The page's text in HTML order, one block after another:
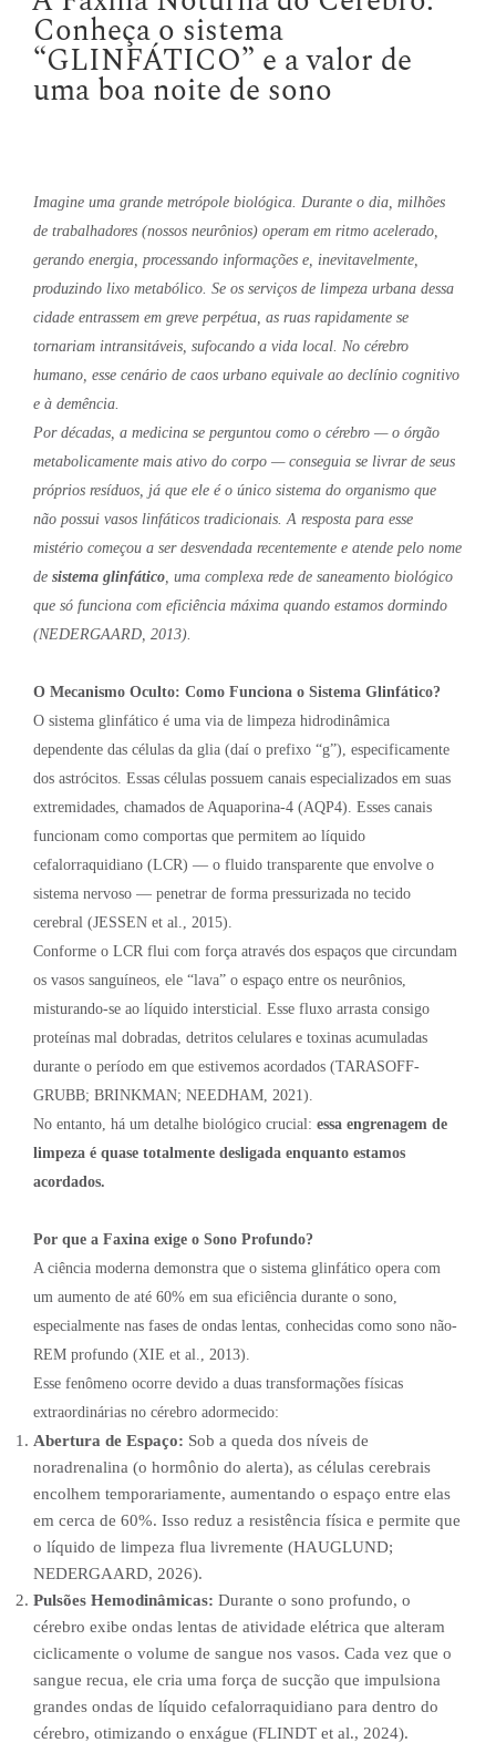
Conheça o sistema
“GLINFÁTICO” e a valor de
uma boa noite de sono
Imagine uma grande metrópole biológica. Durante o dia, milhões
de trabalhadores (nossos neurônios) operam em ritmo acelerado,
gerando energia, processando informações e, inevitavelmente,
produzindo lixo metabólico. Se os serviços de limpeza urbana dessa
cidade entrassem em greve perpétua, as ruas rapidamente se
tornariam intransitáveis, sufocando a vida local. No cérebro
humano, esse cenário de caos urbano equivale ao declínio cognitivo
e à demência.
Por décadas, a medicina se perguntou como o cérebro — o órgão
metabolicamente mais ativo do corpo — conseguia se livrar de seus
próprios resíduos, já que ele é o único sistema do organismo que
não possui vasos linfáticos tradicionais. A resposta para esse
mistério começou a ser desvendada recentemente e atende pelo nome
de sistema glinfático, uma complexa rede de saneamento biológico
que só funciona com eficiência máxima quando estamos dormindo
(NEDERGAARD, 2013).
O Mecanismo Oculto: Como Funciona o Sistema Glinfático?
O sistema glinfático é uma via de limpeza hidrodinâmica
dependente das células da glia (daí o prefixo “g”), especificamente
dos astrócitos. Essas células possuem canais especializados em suas
extremidades, chamados de Aquaporina-4 (AQP4). Esses canais
funcionam como comportas que permitem ao líquido
cefalorraquidiano (LCR) — o fluido transparente que envolve o
sistema nervoso — penetrar de forma pressurizada no tecido
cerebral (JESSEN et al., 2015).
Conforme o LCR flui com força através dos espaços que circundam
os vasos sanguíneos, ele “lava” o espaço entre os neurônios,
misturando-se ao líquido intersticial. Esse fluxo arrasta consigo
proteínas mal dobradas, detritos celulares e toxinas acumuladas
durante o período em que estivemos acordados (TARASOFF-
GRUBB; BRINKMAN; NEEDHAM, 2021).
No entanto, há um detalhe biológico crucial: essa engrenagem de
limpeza é quase totalmente desligada enquanto estamos
acordados.
Por que a Faxina exige o Sono Profundo?
A ciência moderna demonstra que o sistema glinfático opera com
um aumento de até 60% em sua eficiência durante o sono,
especialmente nas fases de ondas lentas, conhecidas como sono não-
REM profundo (XIE et al., 2013).
Esse fenômeno ocorre devido a duas transformações físicas
extraordinárias no cérebro adormecido:
Abertura de Espaço: Sob a queda dos níveis de
noradrenalina (o hormônio do alerta), as células cerebrais
encolhem temporariamente, aumentando o espaço entre elas
em cerca de 60%. Isso reduz a resistência física e permite que
o líquido de limpeza flua livremente (HAUGLUND;
NEDERGAARD, 2026).
Pulsões Hemodinâmicas: Durante o sono profundo, o
cérebro exibe ondas lentas de atividade elétrica que alteram
ciclicamente o volume de sangue nos vasos. Cada vez que o
sangue recua, ele cria uma força de sucção que impulsiona
grandes ondas de líquido cefalorraquidiano para dentro do
cérebro, otimizando o enxágue (FLINDT et al., 2024).